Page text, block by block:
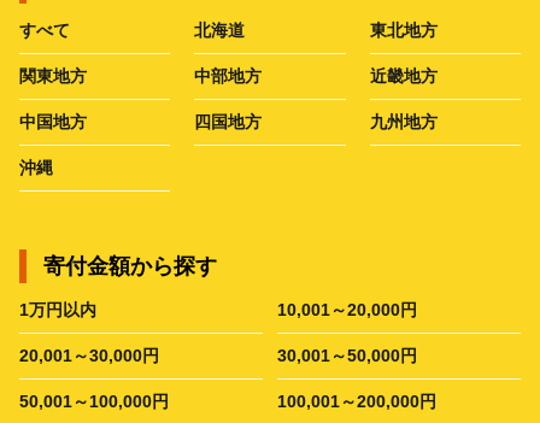
すべて 北海道 東北地方
関東地方 中部地方 近畿地方
中国地方 四国地方 九州地方
沖縄
寄付金額から探す
1万円以内 10,001～20,000円
20,001～30,000円 30,001～50,000円
50,001～100,000円 100,001～200,000円